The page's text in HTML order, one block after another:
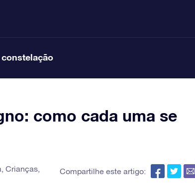
como cada uma se
, Crianças,
Compartilhe este artigo: